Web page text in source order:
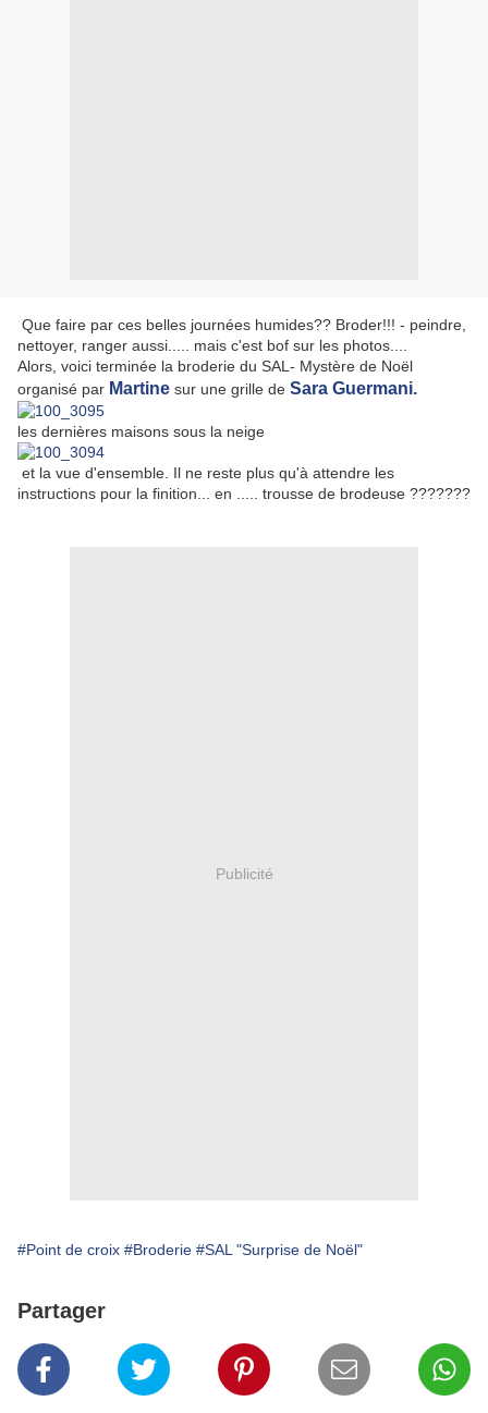
Que faire par ces belles journées humides?? Broder!!! - peindre,
nettoyer, ranger aussi..... mais c'est bof sur les photos....
Alors, voici terminée la broderie du SAL- Mystère de Noël
organisé par Martine sur une grille de Sara Guermani.
les dernières maisons sous la neige
et la vue d'ensemble. Il ne reste plus qu'à attendre les
instructions pour la finition... en ..... trousse de brodeuse ???????
Publicité
#Point de croix #Broderie #SAL "Surprise de Noël"
Partager